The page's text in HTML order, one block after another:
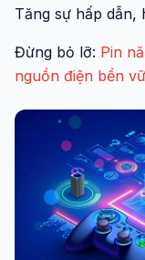
Tăng sự hấp dẫn,
Đừng bỏ lỡ: Pin
nguồn điện bền